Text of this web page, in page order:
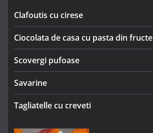
Clafoutis cu cirese
Ciocolata de casa cu pasta din fructe
Scovergi pufoase
Savarine
Tagliatelle cu creveti